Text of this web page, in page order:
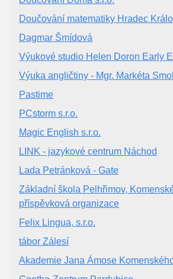
Doučování matematiky Hradec
Dagmar Šmídová
Výukové studio Helen Doron Early
Výuka angličtiny - Mgr. Markéta
Pastime
PCstorm s.r.o.
Magic English s.r.o.
LINK - jazykové centrum Náchod
Lada Petránková - Gate
Základní škola Pelhřimov,
příspěvková organizace
Felix Lingua, s.r.o.
tábor Zálesí
Akademie Jana Ámose